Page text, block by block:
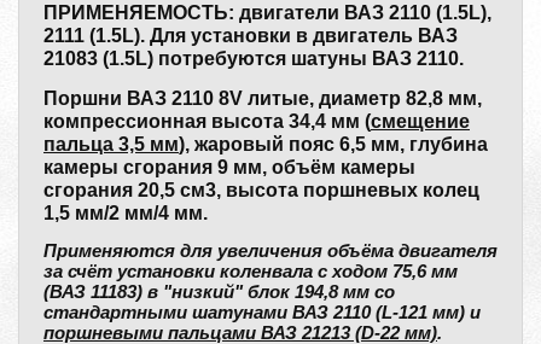
ПРИМЕНЯЕМОСТЬ: двигатели ВАЗ 2110 (1.5L),
2111 (1.5L). Для установки в двигатель ВАЗ
21083 (1.5L) потребуются шатуны ВАЗ 2110.
Поршни ВАЗ 2110 8V литые, диаметр 82,8 мм,
компрессионная высота 34,4 мм (смещение
пальца 3,5 мм), жаровый пояс 6,5 мм, глубина
камеры сгорания 9 мм, объём камеры
сгорания 20,5 см3, высота поршневых колец
1,5 мм/2 мм/4 мм.
Применяются для увеличения объёма двигателя
за счёт установки коленвала с ходом 75,6 мм
(ВАЗ 11183) в "низкий" блок 194,8 мм со
стандартными шатунами ВАЗ 2110 (L-121 мм) и
поршневыми пальцами ВАЗ 21213 (D-22 мм).